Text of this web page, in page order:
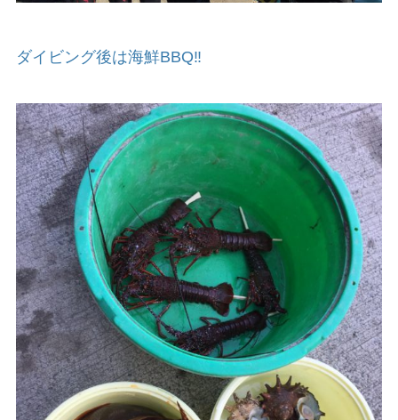
ダイビング後は海鮮BBQ‼️